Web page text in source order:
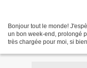
Bonjour tout le monde!
un bon week-end, prolongé
très chargée pour moi, si